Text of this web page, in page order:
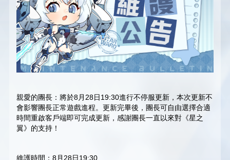
親愛的團長：將於8月28日19:30進行不停服更新，本次更新不
會影響團長正常遊戲進程。更新完畢後，團長可自由選擇合適
時間重啟客戶端即可完成更新，感謝團長一直以來對《星之
翼》的支持！
維護時間：8月28日19:30